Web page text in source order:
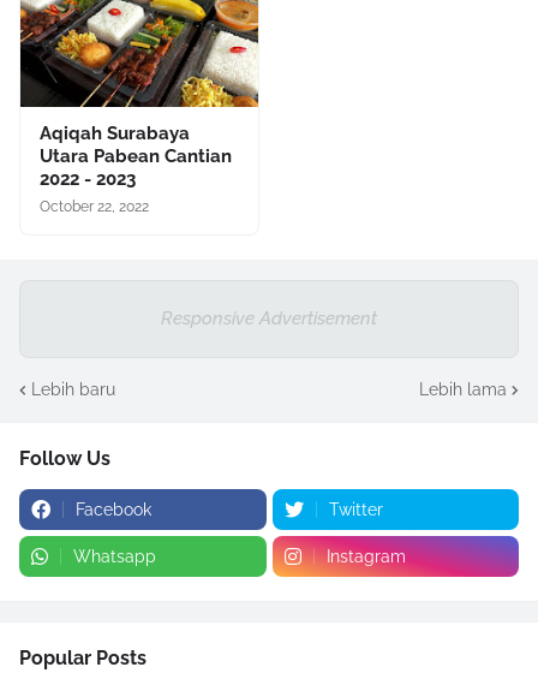
Aqiqah Surabaya
Utara Pabean Cantian
2022 - 2023
October 22, 2022
Responsive Advertisement
Lebih baru Lebih lama
Follow Us
Facebook Twitter
Whatsapp Instagram
Popular Posts